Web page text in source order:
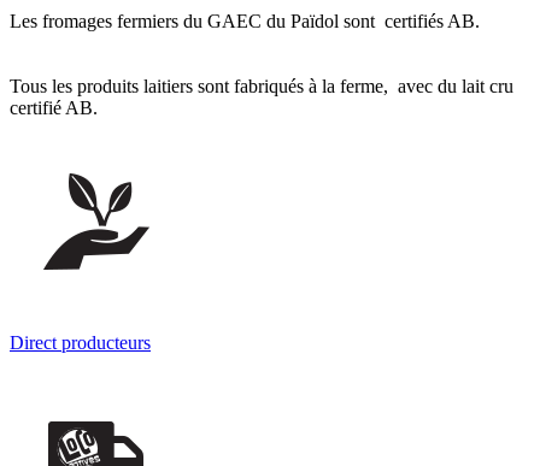
Les fromages fermiers du GAEC du Païdol sont certifiés AB.
Tous les produits laitiers sont fabriqués à la ferme, avec du lait cru
certifié AB.
Direct producteurs